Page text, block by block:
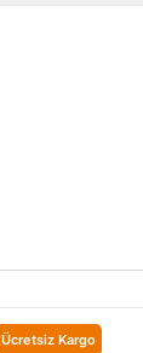
Ücretsiz Kargo